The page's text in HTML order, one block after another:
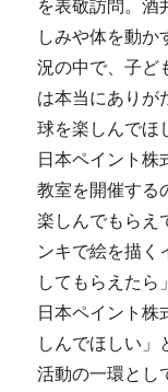
を表敬訪問。酒
しみや体を動か
況の中で、子ど
は本当にありが
球を楽しんでほ
日本ペイント株
教室を開催する
楽しんでもらえ
ンキで絵を描く
してもらえたら
日本ペイント株
しんでほしい」
活動の一環とし